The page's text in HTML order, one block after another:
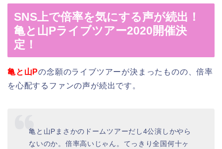
SNS上で倍率を気にする声が続出！
亀と山Pライブツアー2020開催決
定！
亀と山Pの念願のライブツアーが決まったものの、倍率
を心配するファンの声が続出です。
亀と山Pまさかのドームツアーだし4公演しかやら
ないのか。倍率高いじゃん。てっきり全国何十ヶ